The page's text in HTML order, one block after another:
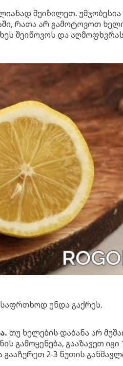
შეიზილეთ. უმჯობესია
რათა არ გამოტოვოთ
შეიწოვოს და
უნდა გაქრეს.
თუ ხელების დაბანა არ
გამოყენება, გააზავეთ
2-3 წუთის